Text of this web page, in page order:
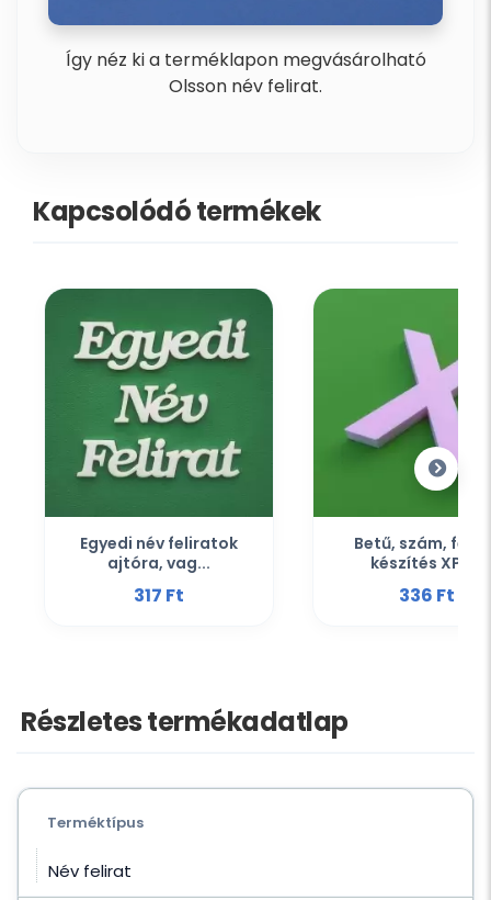
Így néz ki a terméklapon megvásárolható
Olsson név felirat.
Kapcsolódó termékek
Egyedi név feliratok
ajtóra, vag...
317 Ft‎
Betű, szám,
készítés XPS...
336 Ft‎
Részletes termékadatlap
Terméktípus
Név felirat